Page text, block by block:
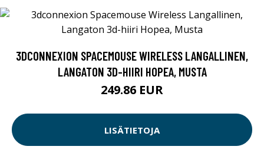
3DCONNEXION SPACEMOUSE WIRELESS LANGALLINEN,
LANGATON 3D-HIIRI HOPEA, MUSTA
249.86 EUR
LISÄTIETOJA